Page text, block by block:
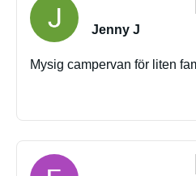
Jenny J
Mysig campervan för liten